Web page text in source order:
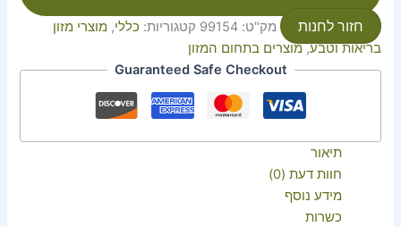
חזור לחנות מק"ט:99154 קטגוריות: כללי,מוצרי מזון
בריאות וטבע,מוצרים בתחום המזון
Guaranteed Safe Checkout
תיאור
חוות דעת (0)
מידע נוסף
כשרות